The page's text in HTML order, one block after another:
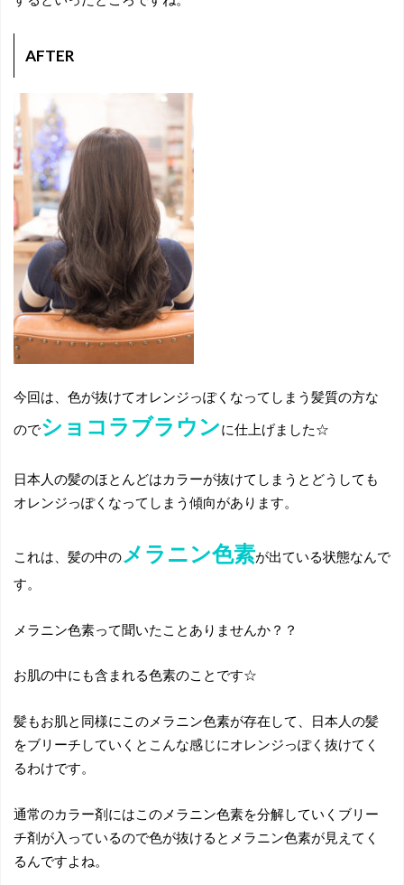
AFTER
今回は、色が抜けてオレンジっぽくなってしまう髪質の方な
のでショコラブラウンに仕上げました☆
日本人の髪のほとんどはカラーが抜けてしまうとどうしても
オレンジっぽくなってしまう傾向があります。
これは、髪の中のメラニン色素が出ている状態なんで
す。
メラニン色素って聞いたことありませんか？？
お肌の中にも含まれる色素のことです☆
髪もお肌と同様にこのメラニン色素が存在して、日本人の髪
をブリーチしていくとこんな感じにオレンジっぽく抜けてく
るわけです。
通常のカラー剤にはこのメラニン色素を分解していくブリー
チ剤が入っているので色が抜けるとメラニン色素が見えてく
るんですよね。